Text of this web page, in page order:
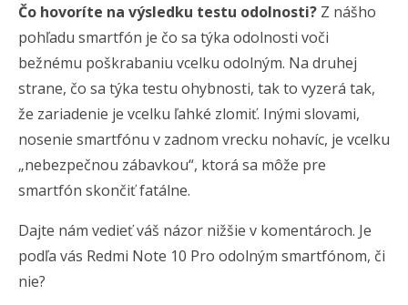
Čo hovoríte na výsledku testu odolnosti? Z nášho
pohľadu smartfón je čo sa týka odolnosti voči
bežnému poškrabaniu vcelku odolným. Na druhej
strane, čo sa týka testu ohybnosti, tak to vyzerá tak,
že zariadenie je vcelku ľahké zlomiť. Inými slovami,
nosenie smartfónu v zadnom vrecku nohavíc, je vcelku
„nebezpečnou zábavkou“, ktorá sa môže pre
smartfón skončiť fatálne.
Dajte nám vedieť váš názor nižšie v komentároch. Je
podľa vás Redmi Note 10 Pro odolným smartfónom, či
nie?